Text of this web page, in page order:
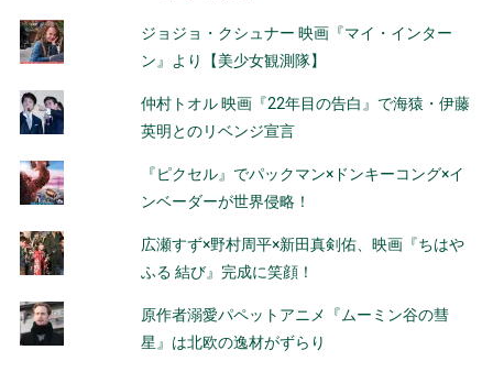
ジョジョ・クシュナー 映画『マイ・インター
ン』より【美少女観測隊】
仲村トオル 映画『22年目の告白』で海猿・伊藤
英明とのリベンジ宣言
『ピクセル』でパックマン×ドンキーコング×イ
ンベーダーが世界侵略！
広瀬すず×野村周平×新田真剣佑、映画『ちはや
ふる 結び』完成に笑顔！
原作者溺愛パペットアニメ『ムーミン谷の彗
星』は北欧の逸材がずらり